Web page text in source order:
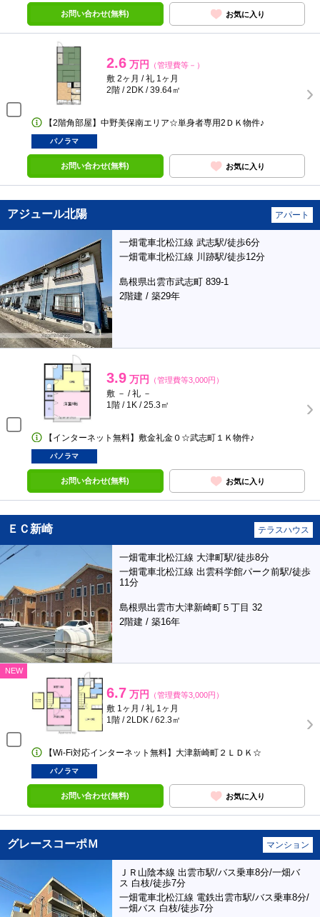
お問い合わせ(無料) お気に入り
2.6 万円 （管理費等－）
敷 2ヶ月 / 礼 1ヶ月
2階 / 2DK / 39.64㎡
【2階角部屋】中野美保南エリア☆単身者専用2ＤＫ物件♪
パノラマ
お問い合わせ(無料) お気に入り
アジュール北陽 アパート
一畑電車北松江線 武志駅/徒歩6分
一畑電車北松江線 川跡駅/徒歩12分
島根県出雲市武志町 839-1
2階建 / 築29年
3.9 万円 （管理費等3,000円）
敷 － / 礼 －
1階 / 1K / 25.3㎡
【インターネット無料】敷金礼金０☆武志町１Ｋ物件♪
パノラマ
お問い合わせ(無料) お気に入り
ＥＣ新崎 テラスハウス
一畑電車北松江線 大津町駅/徒歩8分
一畑電車北松江線 出雲科学館パーク前駅/徒歩
11分
島根県出雲市大津新崎町５丁目 32
2階建 / 築16年
NEW
6.7 万円 （管理費等3,000円）
敷 1ヶ月 / 礼 1ヶ月
1階 / 2LDK / 62.3㎡
【Wi-Fi対応インターネット無料】大津新崎町２ＬＤＫ☆
パノラマ
お問い合わせ(無料) お気に入り
グレースコーポＭ マンション
ＪＲ山陰本線 出雲市駅/バス乗車8分/一畑バ
ス 白枝/徒歩7分
一畑電車北松江線 電鉄出雲市駅/バス乗車8分/
一畑バス 白枝/徒歩7分